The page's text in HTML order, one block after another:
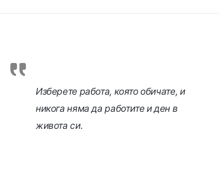
Изберете работа, която обичате, и
никога няма да работите и ден в
живота си.